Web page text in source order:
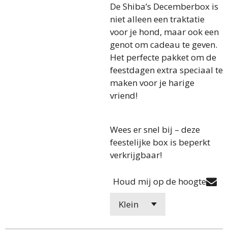
De Shiba’s Decemberbox is
niet alleen een traktatie
voor je hond, maar ook een
genot om cadeau te geven.
Het perfecte pakket om de
feestdagen extra speciaal te
maken voor je harige
vriend!
Wees er snel bij – deze
feestelijke box is beperkt
verkrijgbaar!
Houd mij op de hoogte